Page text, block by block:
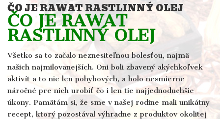
ČO JE RAWAT RASTLINNÝ OLEJ
ČO JE RAWAT
RASTLINNÝ OLEJ
Všetko sa to začalo neznesiteľnou bolesťou, najmä
našich najmilovanejších. Oni boli zbavený akýchkoľvek
aktivít a to nie len pohybových, a bolo nesmierne
náročné pre nich urobiť čo i len tie najjednoduchšie
úkony. Pamätám si, že sme v našej rodine mali unikátny
recept, ktorý pozostával výhradne z produktov okolitej